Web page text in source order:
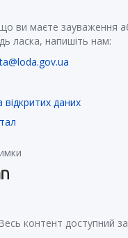
ви маєте зауваження
ласка, напишіть нам:
відкритих даних
контент доступний за